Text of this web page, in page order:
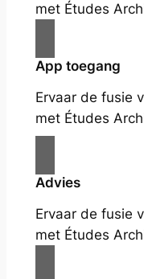
met Études
App toegang
Ervaar de fusie
met Études
Advies
Ervaar de fusie
met Études